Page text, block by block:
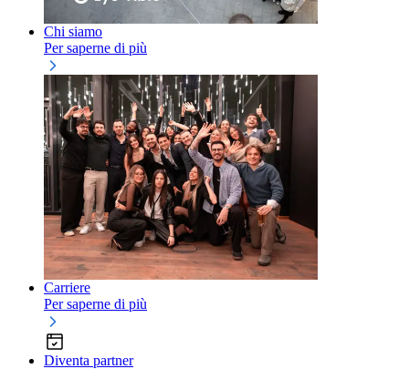
Chi siamo
Per saperne di più
Carriere
Per saperne di più
Diventa partner